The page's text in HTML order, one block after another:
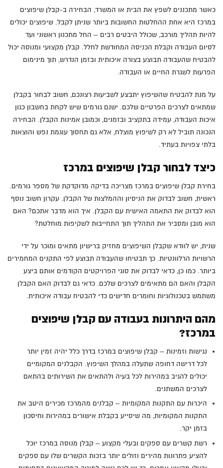
כאשר מתכננים לשפץ את הבית או המשרד, הבחירה ב-קבלן שיפוצים
במרכז היא אחת ההחלטות החשובות ביותר שניתן לקבל. שיפוצים יכולים
להיות תהליך מורכב, שכולל היבטים רבים – החל מתכנון ראשוני ועד
לסיום העבודה וקבלת הכניסה המחודשת לחלל. קבלן מקצועי ומנוסה יכול
להבטיח שהעבודה תבוצע בצורה איכותית ובזמן הנדרש, תוך מינימום
הפרעות לשגרת החיים או העבודה.
על מנת להבטיח שהשיפוץ יתבצע לשביעות רצונכם, חשוב לבחור בקבלן
שמתאים לצרכים הפרטיים שלכם. ישנם גורמים שיש לקחת בחשבון כגון
איכות העבודה, עמידה בתקציב ובזמנים, וכמובן אמינות הקבלן. הבחירה
הנכונה תוביל לא רק לשיפוץ מוצלח, אלא גם תחסוך עוגמת נפש והוצאות
בלתי צפויות בעתיד.
כיצד לבחור קבלן שיפוצים במרכז
בחירת קבלן שיפוצים במרכז מצריכה בדיקה מדוקדקת של מספר גורמים.
ראשית, חשוב לבדוק את הניסיון וההמלצות של הקבלן. עקרון חשוב נוסף
הוא לבדוק את התאמה האישית עם הקבלן. איך הוא מדבר אתכם? האם
הוא מובן ומסביר את התהליך תוך התחייבות לשקיפות מוחלטת?
שנית, יש לוודא שקבלן השיפוצים מחזיק ברישיון מתאים ומוכר על ידי
הרשויות הרלוונטיות. כך תבטיחו שהעבודה תבוצע לפי התקנים המחמירים
ביותר. כמו כן, כדאי לבדוק את סוגי הפרויקטים הקודמים אותם ביצע
הקבלן והאם הם מתאימים לצרכים שלכם. כדאי גם לבדוק האם הקבלן
משתמש בטכנולוגיות וחומרים חדישים כדי להבטיח עבודה איכותית.
מהם היתרונות בעבודה עם קבלן שיפוצים
במרכז?
נגישות וזמינות – קבלן שיפוצים במרכז בדרך כלל יהיה זמין יותר
לכל דרישה דחופה שתעלה במהלך השיפוץ. הקבלנים המקומיים
יכולים להגיב במהירות לכל בעיה ולהתאים את השירותים בהתאם
לצרכים המשתנים.
היכרות עם התקנות המקומיות – קבלנים מהמרכז מכירים היטב את
התקנות המקומיות, מה שיסייע בקבלת אישורים במהירות וחיסכון
בזמן יקר.
רשת קשרים עם ספקים ובעלי מקצוע – קבלן מנוסה במרכז יוכל
להציע פתרונות מהירים וזולים יותר בזכות הקשרים שלו עם ספקים